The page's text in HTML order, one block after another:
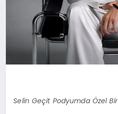
Selin Geçit Podyumda Özel